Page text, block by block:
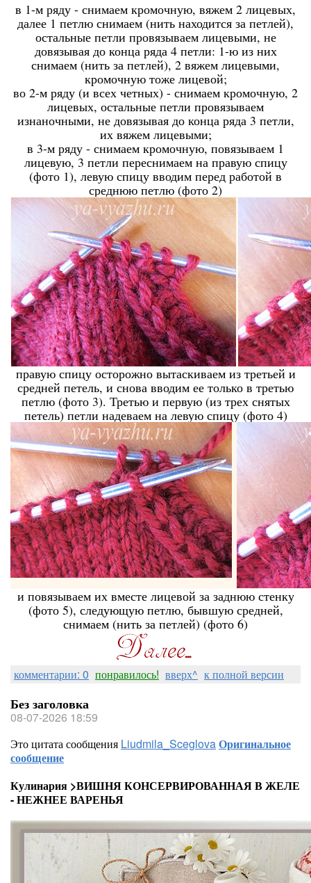
в 1-м ряду - снимаем кромочную, вяжем 2 лицевых,
далее 1 петлю снимаем (нить находится за петлей),
остальные петли провязываем лицевыми, не
довязывая до конца ряда 4 петли: 1-ю из них
снимаем (нить за петлей), 2 вяжем лицевыми,
кромочную тоже лицевой;
во 2-м ряду (и всех четных) - снимаем кромочную, 2
лицевых, остальные петли провязываем
изнаночными, не довязывая до конца ряда 3 петли,
их вяжем лицевыми;
в 3-м ряду - снимаем кромочную, повязываем 1
лицевую, 3 петли переснимаем на правую спицу
(фото 1), левую спицу вводим перед работой в
среднюю петлю (фото 2)
правую спицу осторожно вытаскиваем из третьей и
средней петель, и снова вводим ее только в третью
петлю (фото 3). Третью и первую (из трех снятых
петель) петли надеваем на левую спицу (фото 4)
и повязываем их вместе лицевой за заднюю стенку
(фото 5), следующую петлю, бывшую средней,
снимаем (нить за петлей) (фото 6)
комментарии: 0 понравилось! вверх^ к полной версии
Без заголовка
08-07-2026 18:59
Это цитата сообщения Liudmila_SceglovaОригинальное
сообщение
Кулинария >ВИШНЯ КОНСЕРВИРОВАННАЯ В ЖЕЛЕ
- НЕЖНЕЕ ВАРЕНЬЯ